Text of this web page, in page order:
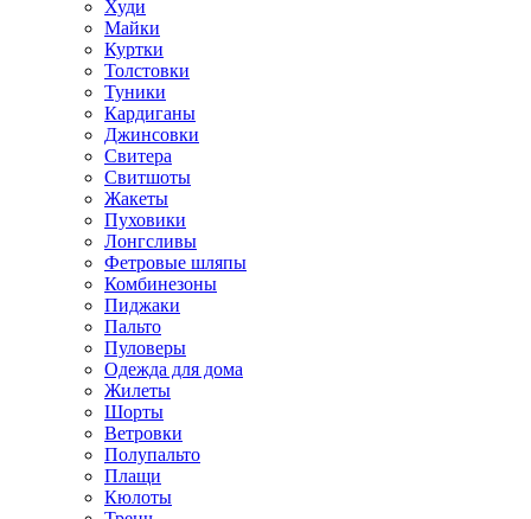
Худи
Майки
Куртки
Толстовки
Туники
Кардиганы
Джинсовки
Свитера
Свитшоты
Жакеты
Пуховики
Лонгсливы
Фетровые шляпы
Комбинезоны
Пиджаки
Пальто
Пуловеры
Одежда для дома
Жилеты
Шорты
Ветровки
Полупальто
Плащи
Кюлоты